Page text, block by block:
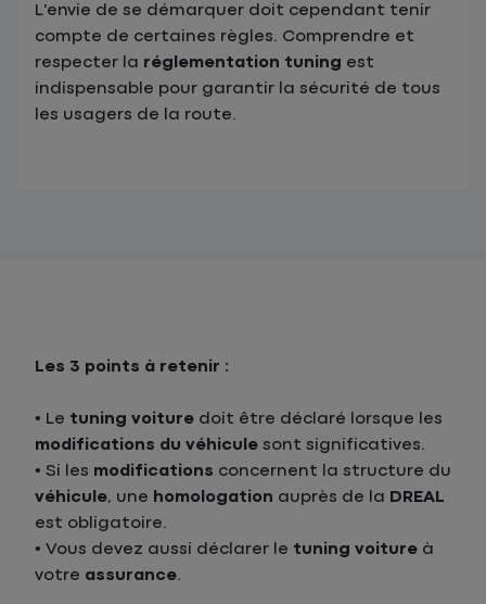
L'envie de se démarquer doit cependant tenir
compte de certaines règles. Comprendre et
respecter la réglementation tuning est
indispensable pour garantir la sécurité de tous
les usagers de la route.
Les 3 points à retenir :
• Le tuning voiture doit être déclaré lorsque les
modifications du véhicule sont significatives.
• Si les modifications concernent la structure du
véhicule, une homologation auprès de la DREAL
est obligatoire.
• Vous devez aussi déclarer le tuning voiture à
votre assurance.